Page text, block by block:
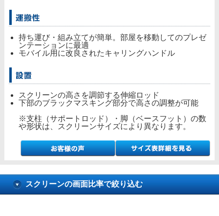
持ち運び・組み立てが簡単。部屋を移動してのプレゼ
ンテーションに最適
モバイル用に改良されたキャリングハンドル
スクリーンの高さを調節する伸縮ロッド
下部のブラックマスキング部分で高さの調整が可能
※支柱（サポートロッド）・脚（ベースフット）の数
や形状は、スクリーンサイズにより異なります。
スクリーンの画面比率で絞り込む